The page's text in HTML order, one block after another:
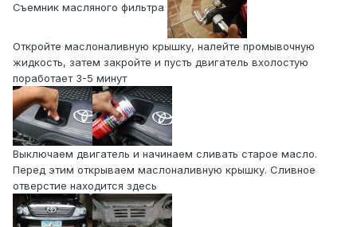
Съемник масляного фильтра
Откройте маслоналивную крышку, налейте промывочную
жидкость, затем закройте и пусть двигатель вхолостую
поработает 3-5 минут
Выключаем двигатель и начинаем сливать старое масло.
Перед этим открываем маслоналивную крышку. Сливное
отверстие находится здесь